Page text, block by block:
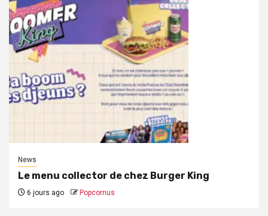
News
Le menu collector de chez Burger King
6 jours ago Popcornus